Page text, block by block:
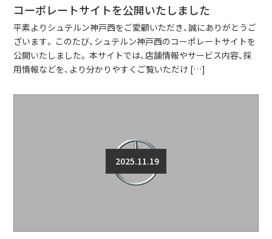
コーポレートサイトを公開いたしました
平素よりシュテルン神戸西をご愛顧いただき、誠にありがとうご
ざいます。 このたび、シュテルン神戸西のコーポレートサイトを
公開いたしました。 本サイトでは、店舗情報やサービス内容、採
用情報などを、より分かりやすくご覧いただけ […]
2025.11.19